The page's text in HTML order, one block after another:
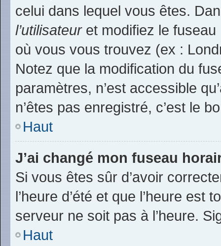
celui dans lequel vous êtes.
l’utilisateuret modifiez le fuseau
où vous vous trouvez (ex :
Notez que la modification du
paramètres, n’est accessible
n’êtes pas enregistré, c’est le
Haut
J’ai changé mon fuseau
Si vous êtes sûr d’avoir
l’heure d’été et que l’heure
serveur ne soit pas à l’heure.
Haut